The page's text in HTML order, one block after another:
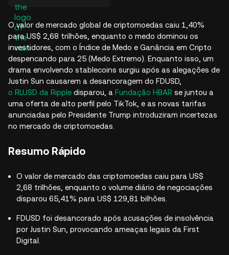
O valor de mercado global de criptomoedas caiu 1,40%
para US$ 2,68 trilhões, enquanto o medo dominou os
investidores, com o Índice de Medo e Ganância em Cripto
despencando para 25 (Medo Extremo). Enquanto isso, um
drama envolvendo stablecoins surgiu após as alegações de
Justin Sun causarem a desancoragem do FDUSD,
o RLUSD da Ripple disparou, a Fundação HBAR se juntou a
uma oferta de alto perfil pelo TikTok, e as novas tarifas
anunciadas pelo Presidente Trump introduziram incertezas
no mercado de criptomoedas.​
Resumo Rápido
O valor de mercado das criptomoedas caiu para US$
2,68 trilhões, enquanto o volume diário de negociações
disparou 65,41% para US$ 129,81 bilhões.
FDUSD foi desancorado após acusações de insolvência
por Justin Sun, provocando ameaças legais da First
Digital.